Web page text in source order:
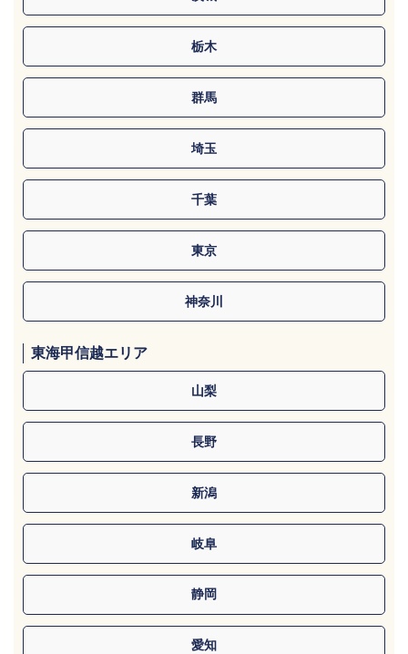
栃木
群馬
埼玉
千葉
東京
神奈川
東海甲信越エリア
山梨
長野
新潟
岐阜
静岡
愛知